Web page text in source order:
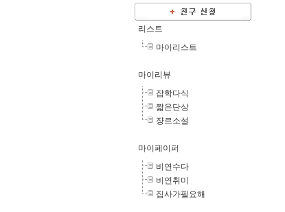
리스트
마이리스트
마이리뷰
잡학다식
짧은단상
쟝르소설
마이페이퍼
비연수다
비연취미
집사가필요해